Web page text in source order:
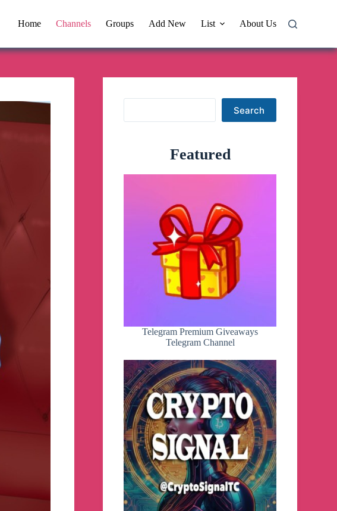
Home Channels Groups Add New List About Us
Search
Featured
Telegram Premium Giveaways
Telegram Channel